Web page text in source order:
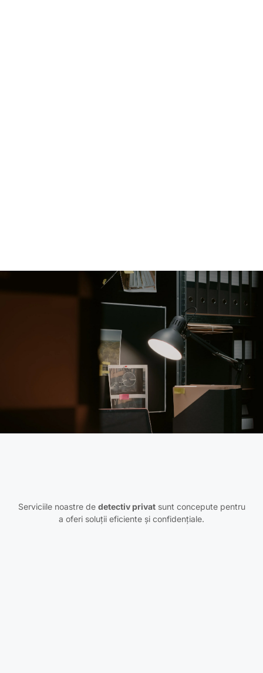
Serviciile noastre de detectiv privatsunt concepute pentru
a oferi soluții eficiente și confidențiale.